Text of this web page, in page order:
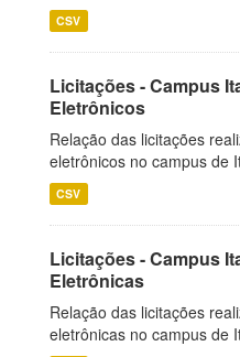
CSV
Licitações - Campus
Eletrônicos
Relação das licitações
eletrônicos no campus de
CSV
Licitações - Campus
Eletrônicas
Relação das licitações
eletrônicas no campus de